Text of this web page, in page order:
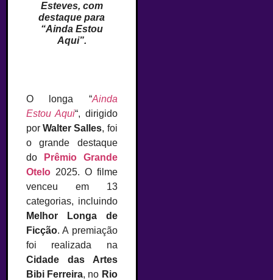
Esteves, com
destaque para
“Ainda Estou
Aqui”.
O longa “Ainda
Estou Aqui“, dirigido
porWalter Salles, foi
o grande destaque
do
Prêmio Grande
Otelo 2025. O filme
venceu em 13
categorias, incluindo
Melhor Longa de
Ficção. A premiação
foi realizada na
Cidade das Artes
Bibi Ferreira, no Rio